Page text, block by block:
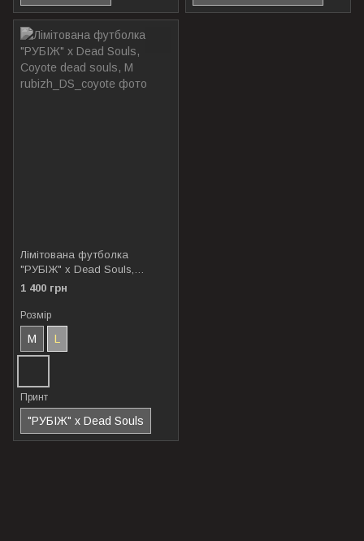
Лімітована футболка
"РУБІЖ" x Dead Souls,
Coyote dead souls, M
1 400 грн
Розмір
M L
Принт
"РУБІЖ" x Dead Souls